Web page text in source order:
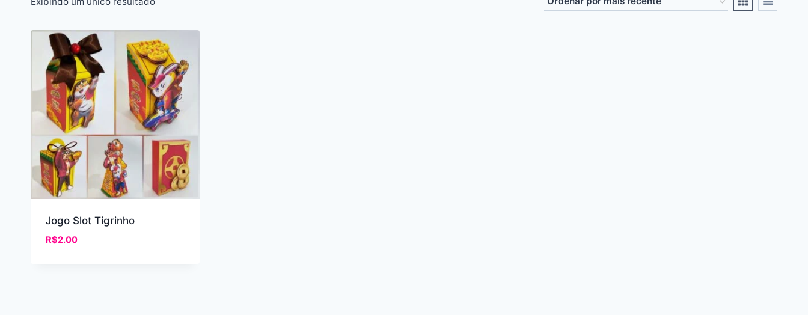
Jogo Slot Tigrinho
R$2.00